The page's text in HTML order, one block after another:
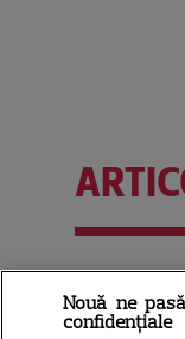
Nouă ne
confidențiale